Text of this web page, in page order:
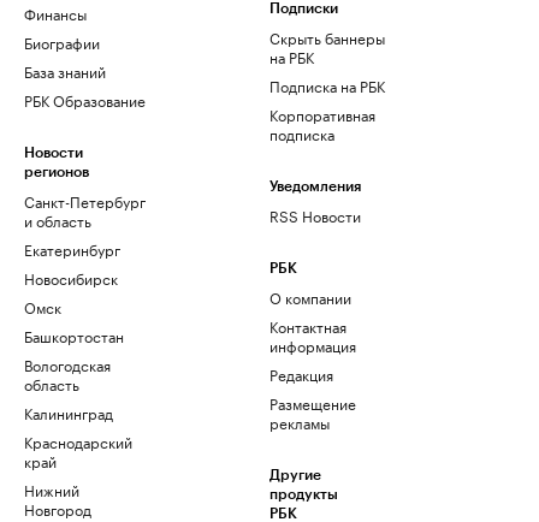
Финансы
Биографии
База знаний
РБК Образование
Новости
регионов
Санкт-Петербург
и область
Екатеринбург
Новосибирск
Омск
Башкортостан
Вологодская
область
Калининград
Краснодарский
край
Нижний
Новгород
Подписки
Скрыть баннеры
на РБК
Подписка на РБК
Корпоративная
подписка
Уведомления
RSS Новости
РБК
О компании
Контактная
информация
Редакция
Размещение
рекламы
Другие
продукты
РБК